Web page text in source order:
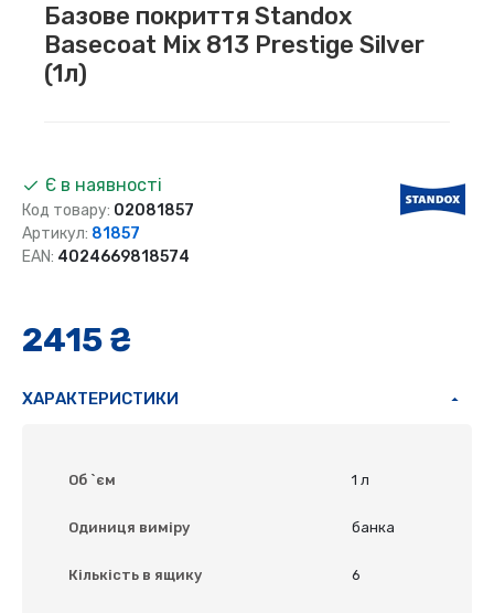
Базове покриття Standox
Basecoat Mix 813 Prestige Silver
(1л)
2415 ₴
Є в наявності
Код товару: 02081857
Артикул: 81857
EAN: 4024669818574
ХАРАКТЕРИСТИКИ
Об `єм 1 л
Одиниця виміру банка
Кількість в ящику 6